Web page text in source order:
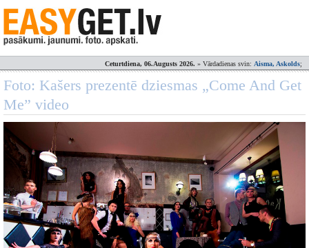
Ceturtdiena, 06.Augusts 2026. » Vārdadienas svin: Aisma, Askolds;
Foto: Kašers prezentē dziesmas „Come And Get
Me” video